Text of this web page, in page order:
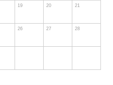
19 20 21
26 27 28